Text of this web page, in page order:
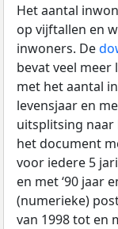
Het aantal
op vijftallen en
inwoners. De
bevat veel meer
met het aantal
levensjaar en
uitsplitsing naar
het document
voor iedere 5
en met ‘90 jaar
(numerieke)
van 1998 tot en